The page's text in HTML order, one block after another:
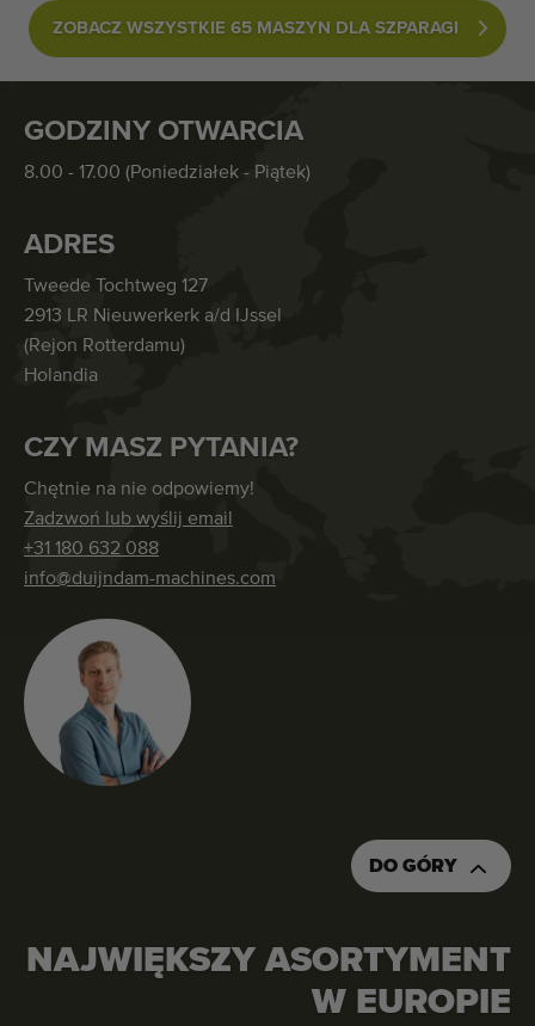
ZAMÓW TĘ MASZYNĘ
ZOBACZ WSZYSTKIE 65 MASZYN DLA SZPARAGI
GODZINY OTWARCIA
8.00 - 17.00 (Poniedziałek - Piątek)
ADRES
Tweede Tochtweg 127
2913 LR Nieuwerkerk a/d IJssel
(Rejon Rotterdamu)
Holandia
CZY MASZ PYTANIA?
Chętnie na nie odpowiemy!
Zadzwoń lub wyślij email
+31 180 632 088
info@duijndam-machines.com
DO GÓRY
NAJWIĘKSZY ASORTYMENT
W EUROPIE